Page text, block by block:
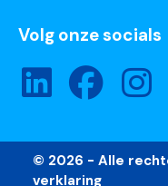
Volg onze socials
© 2026 - Alle
verklaring